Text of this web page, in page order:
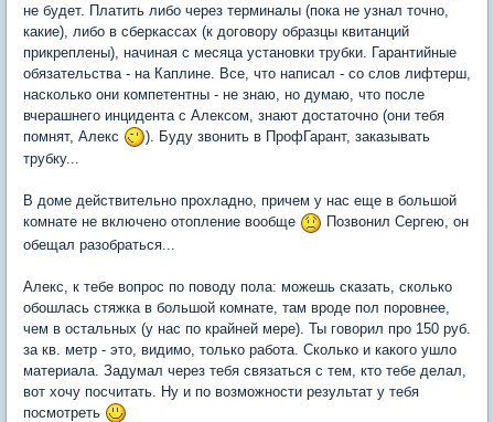
не будет. Платить либо через терминалы (пока не узнал точно,
какие), либо в сберкассах (к договору образцы квитанций
прикреплены), начиная с месяца установки трубки. Гарантийные
обязательства - на Каплине. Все, что написал - со слов лифтерш,
насколько они компетентны - не знаю, но думаю, что после
вчерашнего инцидента с Алексом, знают достаточно (они тебя
помнят, Алекс
). Буду звонить в ПрофГарант, заказывать
трубку...
В доме действительно прохладно, причем у нас еще в большой
комнате не включено отопление вообще
Позвонил Сергею, он
обещал разобраться...
Алекс, к тебе вопрос по поводу пола: можешь сказать, сколько
обошлась стяжка в большой комнате, там вроде пол поровнее,
чем в остальных (у нас по крайней мере). Ты говорил про 150 руб.
за кв. метр - это, видимо, только работа. Сколько и какого ушло
материала. Задумал через тебя связаться с тем, кто тебе делал,
вот хочу посчитать. Ну и по возможности результат у тебя
посмотреть